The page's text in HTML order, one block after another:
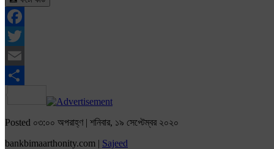
Facebook
Twitter
Email
Share
Posted ০৩:০০ অপরাহ্ণ | শনিবার, ১৯ সেপ্টেম্বর ২০২০
bankbimaarthonity.com | Sajeed